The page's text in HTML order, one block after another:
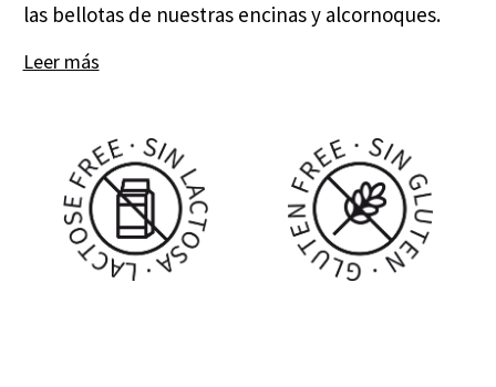
las bellotas de nuestras encinas y alcornoques.
Leer más